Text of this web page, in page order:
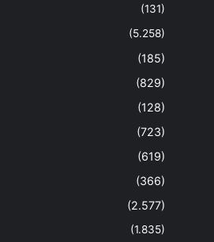
(131)
(5.258)
(185)
(829)
(128)
(723)
(619)
(366)
(2.577)
(1.835)